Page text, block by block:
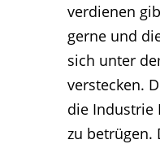
verdienen
gerne und
sich unter
verstecken.
die Industrie
zu betrügen.